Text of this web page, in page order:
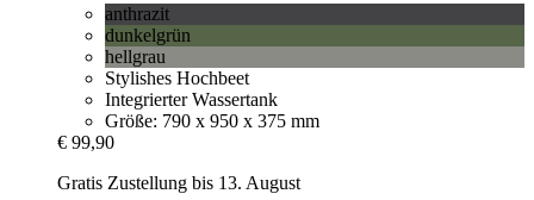
anthrazit
dunkelgrün
hellgrau
Stylishes Hochbeet
Integrierter Wassertank
Größe: 790 x 950 x 375 mm
€ 99,90
Gratis Zustellung bis 13. August